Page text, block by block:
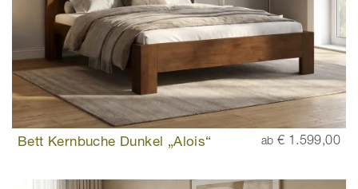
Bett Kernbuche Dunkel „Alois“ ab € 1.599,00